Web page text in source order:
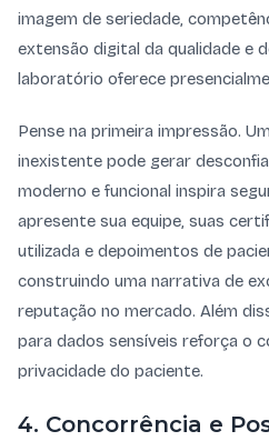
imagem de seriedade,
extensão digital da qualidade e
laboratório oferece
Pense na primeira impressão.
inexistente pode gerar
moderno e funcional inspira
apresente sua equipe, suas
utilizada e depoimentos de
construindo uma narrativa de
reputação no mercado. Além
para dados sensíveis reforça o
privacidade do paciente.
4. Concorrência e